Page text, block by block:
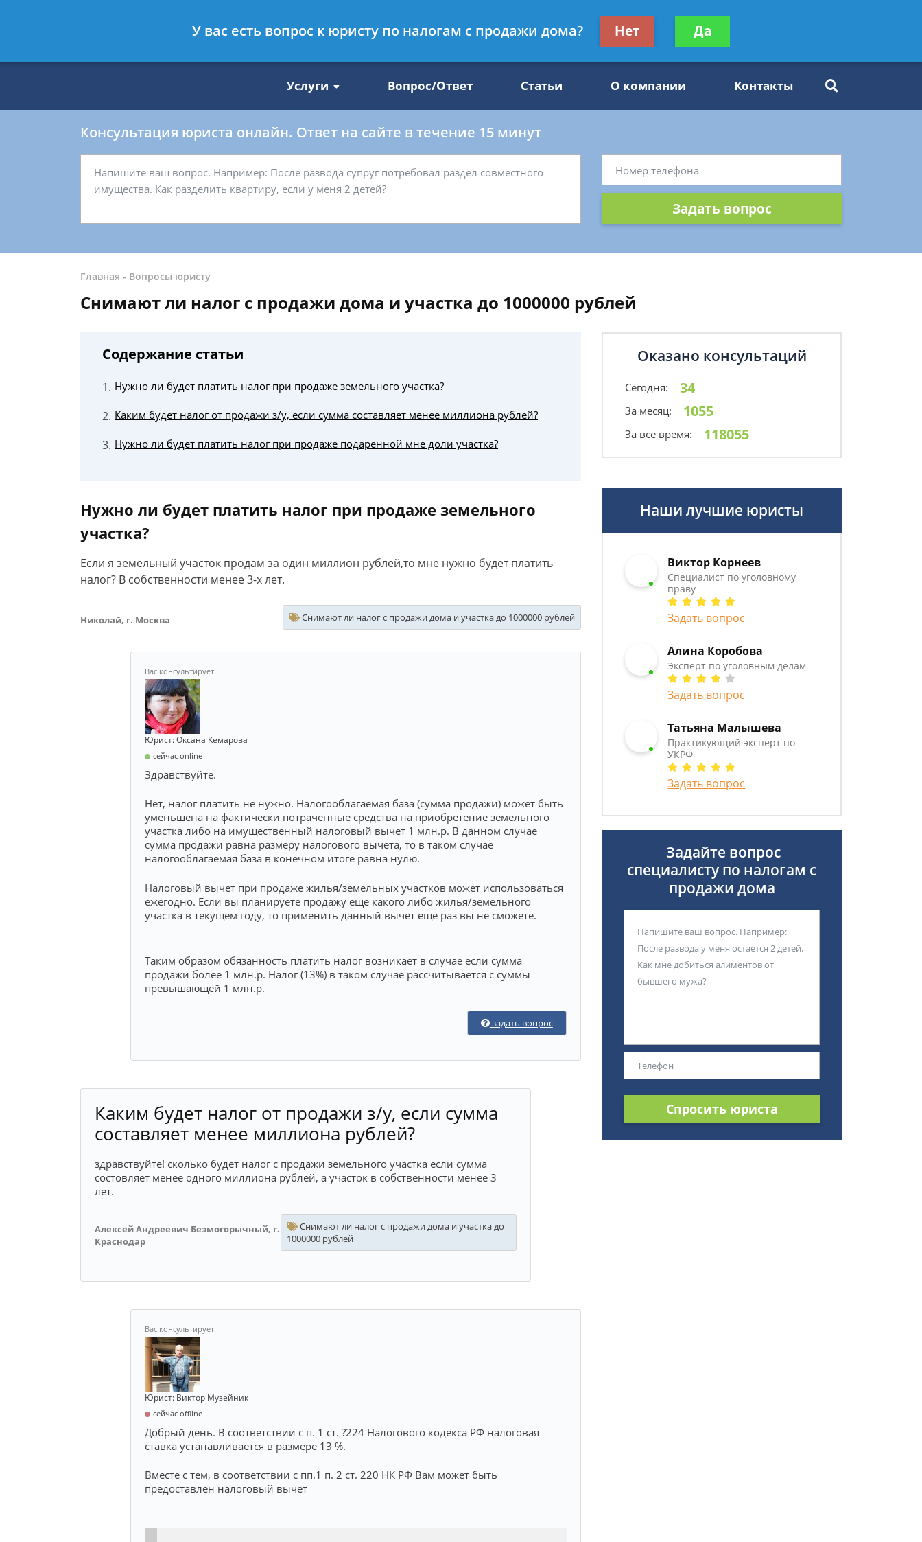
8 499 938-59-27 8 812 509-27-47
Получите консультацию
бесплатно
Задать вопрос
Услуги Вопрос/Ответ Статьи О компании Контакты
Консультация юриста онлайн. Ответ на сайте в течение 15 минут
Задать вопрос
Главная - Вопросы юристу
Снимают ли налог с продажи дома и участка до 1000000 рублей
Содержание статьи
Нужно ли будет платить налог при продаже земельного участка?
Каким будет налог от продажи з/у, если сумма составляет менее миллиона рублей?
Нужно ли будет платить налог при продаже подаренной мне доли участка?
Нужно ли будет платить налог при продаже земельного
участка?
Если я земельный участок продам за один миллион рублей,то мне нужно будет платить
налог? В собственности менее 3-х лет.
Николай, г. Москва Снимают ли налог с продажи дома и участка до 1000000 рублей
Юрист: Оксана Кемарова
сейчас online
Здравствуйте.
Нет, налог платить не нужно. Налогооблагаемая база (сумма продажи) может быть
уменьшена на фактически потраченные средства на приобретение земельного
участка либо на имущественный налоговый вычет 1 млн.р. В данном случае
сумма продажи равна размеру налогового вычета, то в таком случае
налогооблагаемая база в конечном итоге равна нулю.
Налоговый вычет при продаже жилья/земельных участков может использоваться
ежегодно. Если вы планируете продажу еще какого либо жилья/земельного
участка в текущем году, то применить данный вычет еще раз вы не сможете.
Таким образом обязанность платить налог возникает в случае если сумма
продажи более 1 млн.р. Налог (13%) в таком случае рассчитывается с суммы
превышающей 1 млн.р.
задать вопрос
Каким будет налог от продажи з/у, если сумма
составляет менее миллиона рублей?
здравствуйте! сколько будет налог с продажи земельного участка если сумма
состовляет менее одного миллиона рублей, а участок в собственности менее 3
лет.
Алексей Андреевич Безмогорычный, г.
Краснодар
Снимают ли налог с продажи дома и участка до
1000000 рублей
Юрист: Виктор Музейник
сейчас offline
Добрый день. В соответствии с п. 1 ст. ?224 Налогового кодекса РФ налоговая
ставка устанавливается в размере 13 %.
Вместе с тем, в соответствии с пп.1 п. 2 ст. 220 НК РФ Вам может быть
предоставлен налоговый вычет
Оказано консультаций
Сегодня: 34
За месяц: 1055
За все время: 118055
Наши лучшие юристы
Виктор Корнеев
Cпециалист по уголовному
праву
Задать вопрос
Алина Коробова
Эксперт по уголовным делам
Задать вопрос
Татьяна Малышева
Практикующий эксперт по
УКРФ
Задать вопрос
Задайте вопрос
специалисту по налогам с
продажи дома
Спросить юриста
У вас есть вопрос к юристу по налогам с продажи дома? Нет Да